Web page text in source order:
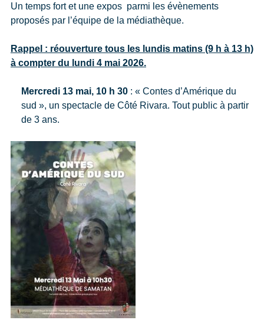
Un temps fort et une expos parmi les évènements
proposés par l’équipe de la médiathèque.
Rappel : réouverture tous les lundis matins (9 h à 13 h)
à compter du lundi 4 mai 2026.
Mercredi 13 mai, 10 h 30: « Contes d’Amérique du
sud », un spectacle de Côté Rivara. Tout public à partir
de 3 ans.